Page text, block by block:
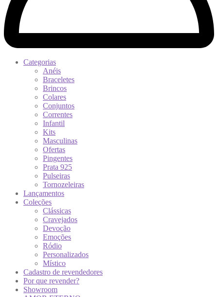
Categorias
Anéis
Braceletes
Brincos
Colares
Conjuntos
Correntes
Infantil
Kits
Masculinas
Ofertas
Pingentes
Prata 925
Pulseiras
Tornozeleiras
Lançamentos
Coleções
Clássicas
Cravejados
Devoção
Emoções
Ródio
Personalizados
Místico
Cadastro de revendedores
Por que revender?
Showroom